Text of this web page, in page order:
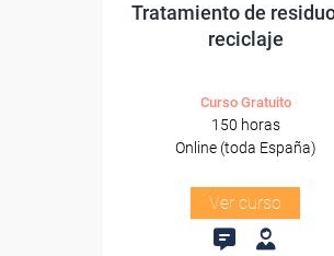
Tratamiento de
reciclaje
Curso Gratuito
150 horas
Online (toda España)
Ver curso